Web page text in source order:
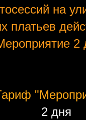
на
платьев
2
2 дня